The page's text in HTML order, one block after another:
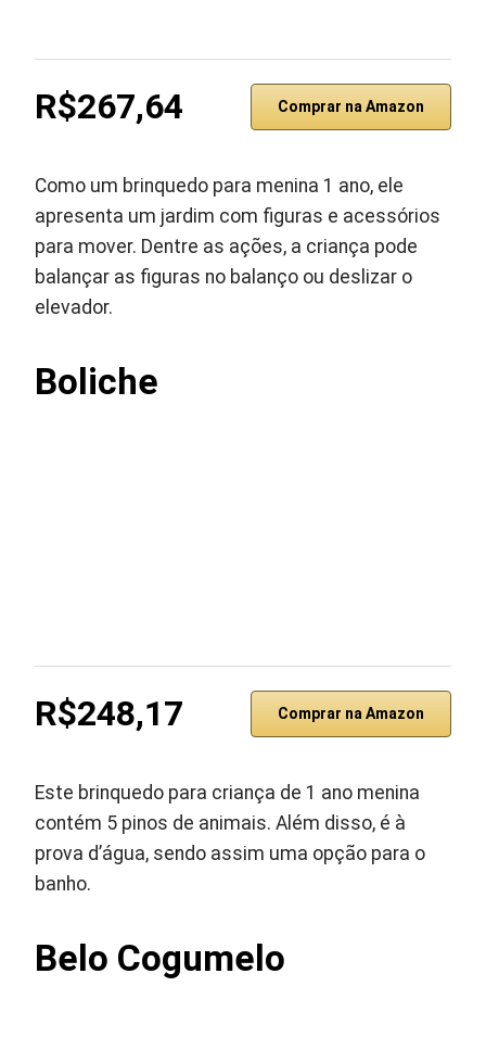
R$267,64 Comprar na Amazon
Como um brinquedo para menina 1 ano, ele
apresenta um jardim com figuras e acessórios
para mover. Dentre as ações, a criança pode
balançar as figuras no balanço ou deslizar o
elevador.
Boliche
R$248,17 Comprar na Amazon
Este brinquedo para criança de 1 ano menina
contém 5 pinos de animais. Além disso, é à
prova d’água, sendo assim uma opção para o
banho.
Belo Cogumelo